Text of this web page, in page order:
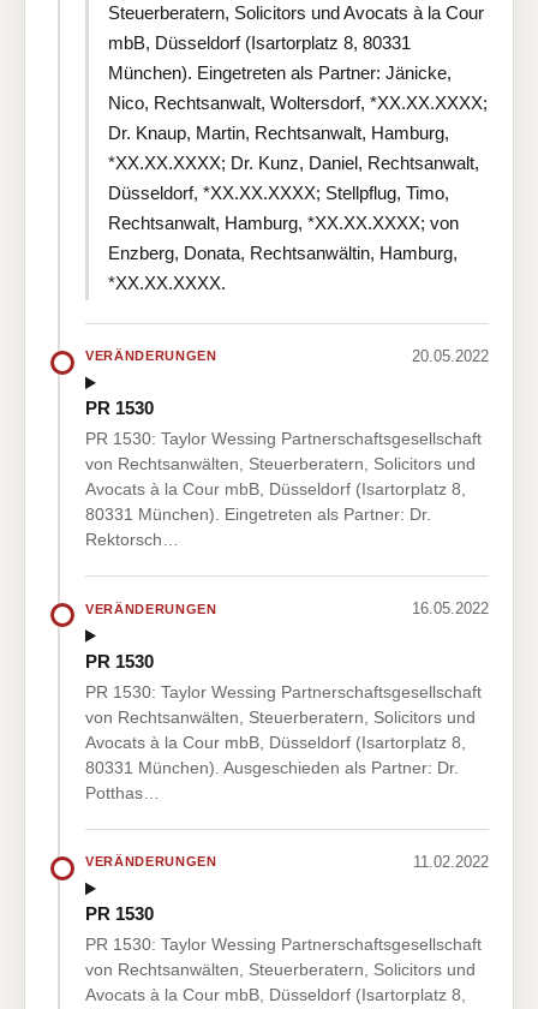
Steuerberatern, Solicitors und Avocats à la Cour
mbB, Düsseldorf (Isartorplatz 8, 80331
München). Eingetreten als Partner: Jänicke,
Nico, Rechtsanwalt, Woltersdorf, *XX.XX.XXXX;
Dr. Knaup, Martin, Rechtsanwalt, Hamburg,
*XX.XX.XXXX; Dr. Kunz, Daniel, Rechtsanwalt,
Düsseldorf, *XX.XX.XXXX; Stellpflug, Timo,
Rechtsanwalt, Hamburg, *XX.XX.XXXX; von
Enzberg, Donata, Rechtsanwältin, Hamburg,
*XX.XX.XXXX.
VERÄNDERUNGEN 20.05.2022
PR 1530
PR 1530: Taylor Wessing Partnerschaftsgesellschaft
von Rechtsanwälten, Steuerberatern, Solicitors und
Avocats à la Cour mbB, Düsseldorf (Isartorplatz 8,
80331 München). Eingetreten als Partner: Dr.
Rektorsch…
VERÄNDERUNGEN 16.05.2022
PR 1530
PR 1530: Taylor Wessing Partnerschaftsgesellschaft
von Rechtsanwälten, Steuerberatern, Solicitors und
Avocats à la Cour mbB, Düsseldorf (Isartorplatz 8,
80331 München). Ausgeschieden als Partner: Dr.
Potthas…
VERÄNDERUNGEN 11.02.2022
PR 1530
PR 1530: Taylor Wessing Partnerschaftsgesellschaft
von Rechtsanwälten, Steuerberatern, Solicitors und
Avocats à la Cour mbB, Düsseldorf (Isartorplatz 8,